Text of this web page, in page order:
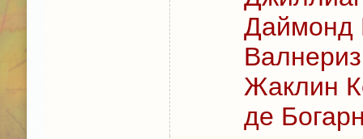
Даймонд
Жаклин
де